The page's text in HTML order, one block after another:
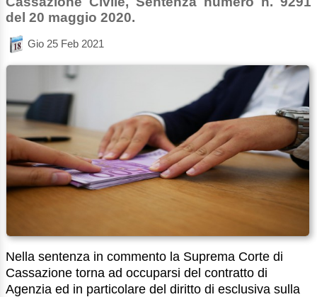
del 20 maggio 2020.
Gio 25 Feb 2021
Nella sentenza in commento la Suprema Corte di
Cassazione torna ad occuparsi del contratto di
Agenzia ed in particolare del diritto di esclusiva sulla